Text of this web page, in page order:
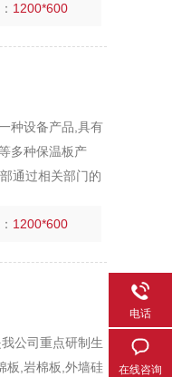
1200*600
种设备产品,具有
温板产
部通过相关部门的
1200*600
公司重点研制生
岩棉板,外墙硅
电话
在线咨询